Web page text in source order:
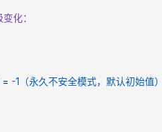
化：
= -1（永久不安全模式，默认初始值